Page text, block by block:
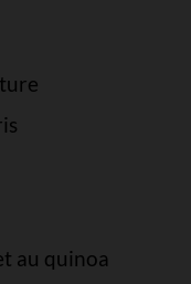
au quinoa